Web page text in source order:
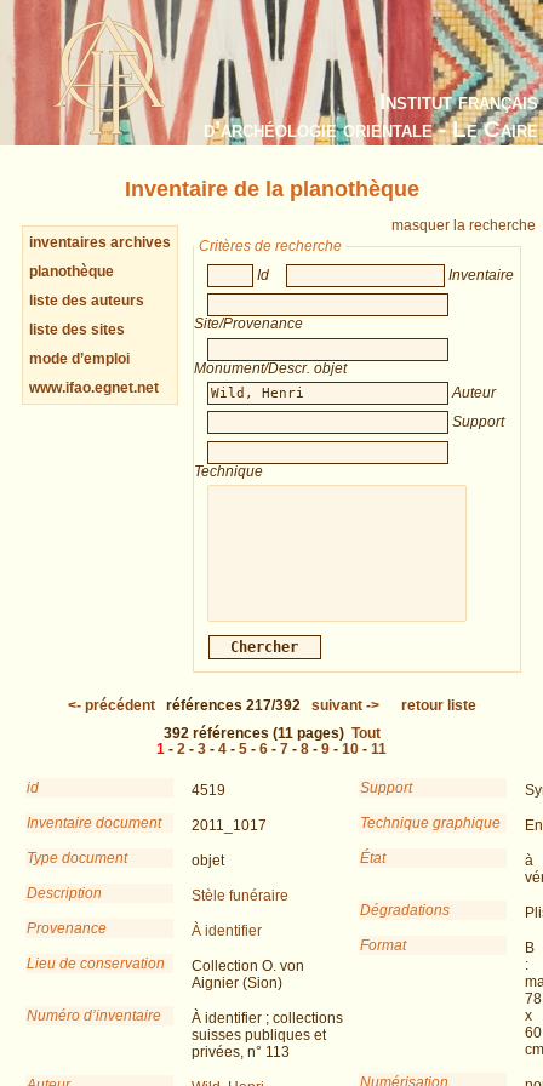
Institut français
d’archéologie orientale - Le Caire
Inventaire de la planothèque
inventaires archives
planothèque
liste des auteurs
liste des sites
mode d’emploi
www.ifao.egnet.net
masquer la recherche
Critères de recherche
Id
Inventaire
Site/Provenance
Monument/Descr. objet
Auteur
Support
Technique
<- précédent références 217/392 suivant->
retour liste
392 références (11 pages) Tout
1 - 2 - 3 - 4 - 5 - 6 - 7 - 8 - 9 - 10 - 11
id
4519
Inventaire document
2011_1017
Type document
objet
Description
Stèle funéraire
Provenance
À identifier
Lieu de conservation
Collection O. von
Aignier (Sion)
Numéro d’inventaire
À identifier ; collections
suisses publiques et
privées, n° 113
Support
Technique graphique
État
à
Dégradations
Format
B
:
78
x
60
cm
Numérisation